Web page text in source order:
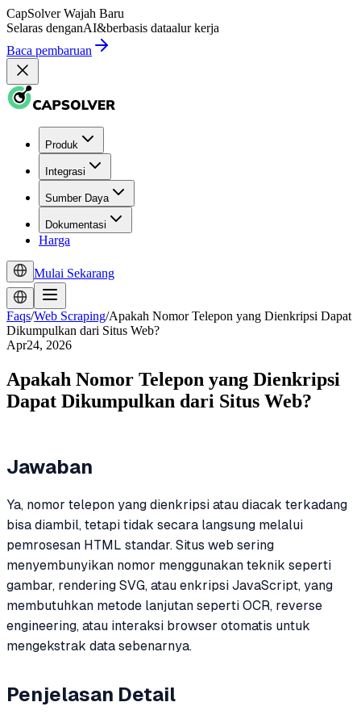
CapSolver Wajah Baru
Selaras denganAI&berbasis dataalur kerja
Baca pembaruan
Produk
Integrasi
Sumber Daya
Dokumentasi
Harga
Mulai Sekarang
Faqs/Web Scraping/Apakah Nomor Telepon yang Dienkripsi Dapat
Dikumpulkan dari Situs Web?
Apr24, 2026
Apakah Nomor Telepon yang Dienkripsi
Dapat Dikumpulkan dari Situs Web?
Jawaban
Ya, nomor telepon yang dienkripsi atau diacak terkadang
bisa diambil, tetapi tidak secara langsung melalui
pemrosesan HTML standar. Situs web sering
menyembunyikan nomor menggunakan teknik seperti
gambar, rendering SVG, atau enkripsi JavaScript, yang
membutuhkan metode lanjutan seperti OCR, reverse
engineering, atau interaksi browser otomatis untuk
mengekstrak data sebenarnya.
Penjelasan Detail